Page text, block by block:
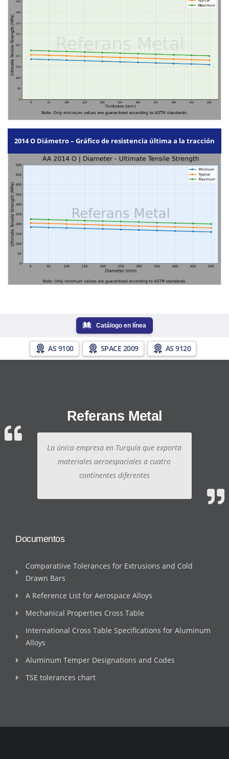
2014 O Diámetro – Gráfico de resistencia última a la tracción
Catálogo en línea
AS 9100 SPACE 2009 AS 9120
Referans Metal
La única empresa en Turquía que exporta
materiales aeroespaciales a cuatro
continentes diferentes
Documentos
Comparatiive Tolerances for Extrusions and Cold
Drawn Bars
A Reference List for Aerospace Alloys
Mechanical Properties Cross Table
International Cross Table Specifications for Aluminum
Alloys
Aluminum Temper Designations and Codes
TSE tolerances chart